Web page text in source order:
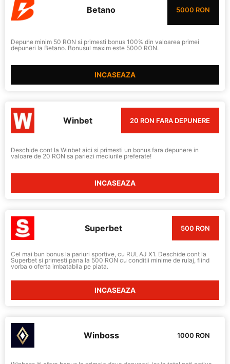
Betano 5000 RON
Depune minim 50 RON si primesti bonus 100% din valoarea primei
depuneri la Betano. Bonusul maxim este 5000 RON.
INCASEAZA
Winbet 20 RON FARA DEPUNERE
Deschide cont la Winbet aici si primesti un bonus fara depunere in
valoare de 20 RON sa pariezi meciurile preferate!
INCASEAZA
Superbet 500 RON
Cel mai bun bonus la pariuri sportive, cu RULAJ X1. Deschide cont la
Superbet si primesti pana la 500 RON cu conditii minime de rulaj, fiind
vorba o oferta imbatabila pe piata.
INCASEAZA
Winboss 1000 RON